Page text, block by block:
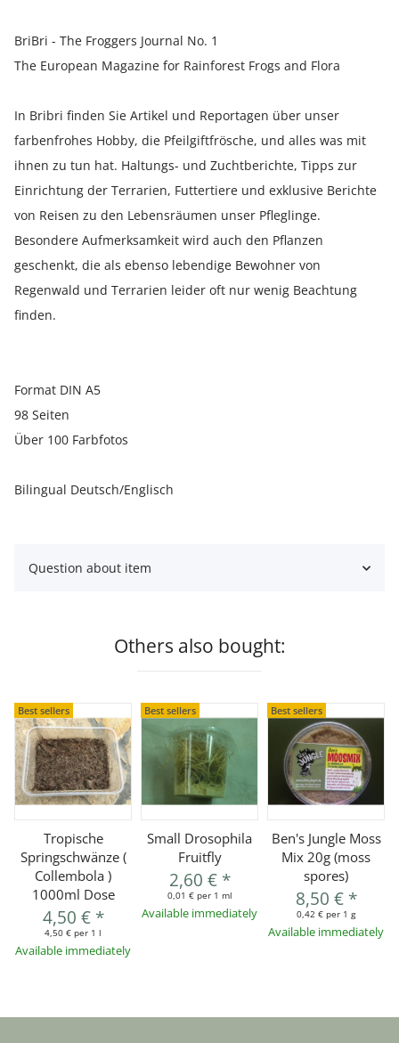
BriBri - The Froggers Journal No. 1
The European Magazine for Rainforest Frogs and Flora
In Bribri finden Sie Artikel und Reportagen über unser
farbenfrohes Hobby, die Pfeilgiftfrösche, und alles was mit
ihnen zu tun hat. Haltungs- und Zuchtberichte, Tipps zur
Einrichtung der Terrarien, Futtertiere und exklusive Berichte
von Reisen zu den Lebensräumen unser Pfleglinge.
Besondere Aufmerksamkeit wird auch den Pflanzen
geschenkt, die als ebenso lebendige Bewohner von
Regenwald und Terrarien leider oft nur wenig Beachtung
finden.
Format DIN A5
98 Seiten
Über 100 Farbfotos
Bilingual Deutsch/Englisch
Question about item
Others also bought:
Best sellers
Tropische
Springschwänze (
Collembola )
1000ml Dose
4,50 € *
4,50 € per 1 l
Available immediately
Best sellers
Small Drosophila
Fruitfly
2,60 € *
0,01 € per 1 ml
Available immediately
Best sellers
Ben's Jungle Moss
Mix 20g (moss
spores)
8,50 € *
0,42 € per 1 g
Available immediately